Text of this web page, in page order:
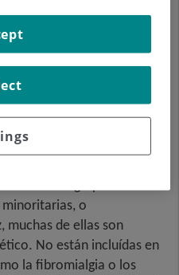
representan un
que afectan a las
espinal, los nervios
o
muchas de ellas son
No están incluídas en
la fibromialgia o los